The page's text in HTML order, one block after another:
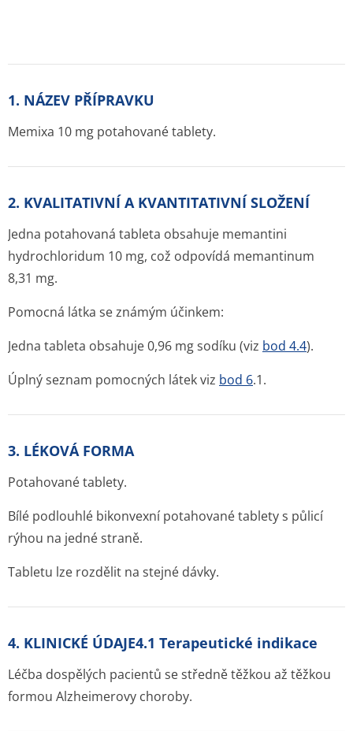
1. NÁZEV PŘÍPRAVKU
Memixa 10 mg potahované tablety.
2. KVALITATIVNÍ A KVANTITATIVNÍ SLOŽENÍ
Jedna potahovaná tableta obsahuje memantini
hydrochloridum 10 mg, což odpovídá memantinum
8,31 mg.
Pomocná látka se známým účinkem:
Jedna tableta obsahuje 0,96 mg sodíku (viz bod 4.4).
Úplný seznam pomocných látek viz bod 6.1.
3. LÉKOVÁ FORMA
Potahované tablety.
Bílé podlouhlé bikonvexní potahované tablety s půlicí
rýhou na jedné straně.
Tabletu lze rozdělit na stejné dávky.
4. KLINICKÉ ÚDAJE4.1 Terapeutické indikace
Léčba dospělých pacientů se středně těžkou až těžkou
formou Alzheimerovy choroby.